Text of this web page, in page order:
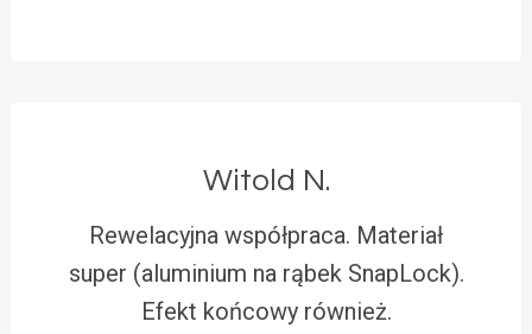
Witold N.
Rewelacyjna współpraca. Materiał
super (aluminium na rąbek SnapLock).
Efekt końcowy również.